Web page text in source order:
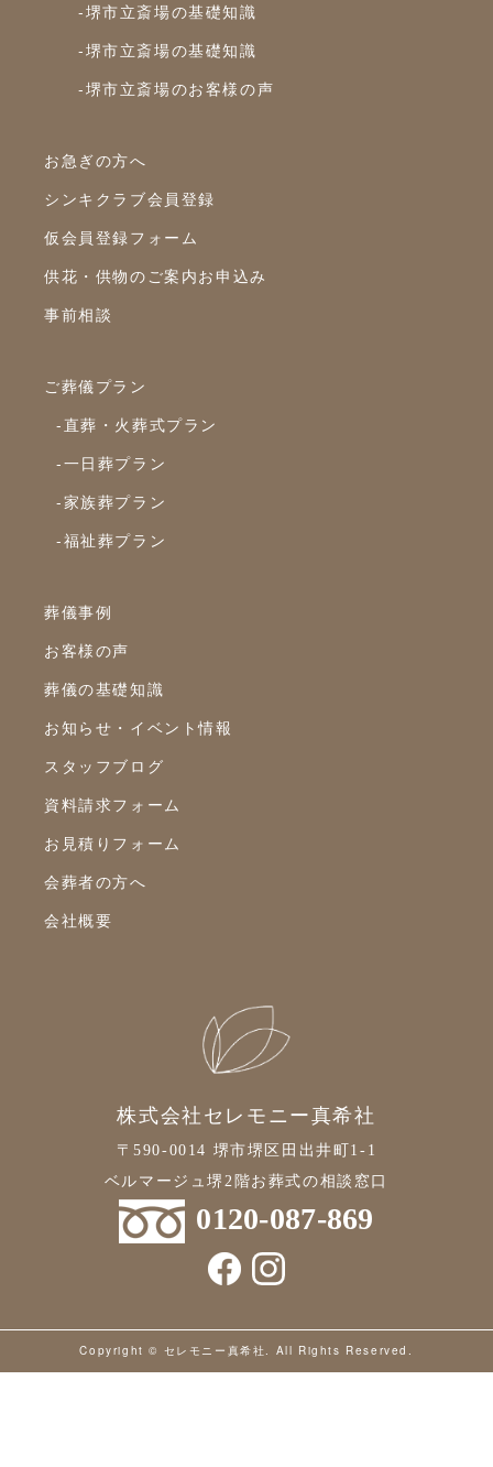
2023年8月
2023年7月
2023年6月
2023年4月
2023年3月
2023年2月
2023年1月
2022年12月
2022年4月
2022年3月
2022年2月
2022年1月
2021年12月
2021年11月
2021年10月
2021年9月
2021年8月
2020年9月
-堺市立斎場の基礎知識
-堺市立斎場の基礎知識
-堺市立斎場のお客様の声
お急ぎの方へ
シンキクラブ会員登録
仮会員登録フォーム
供花・供物のご案内お申込み
事前相談
ご葬儀プラン
-直葬・火葬式プラン
-一日葬プラン
-家族葬プラン
-福祉葬プラン
葬儀事例
お客様の声
葬儀の基礎知識
お知らせ・イベント情報
スタッフブログ
資料請求フォーム
お見積りフォーム
会葬者の方へ
会社概要
株式会社セレモニー真希社
〒590-0014 堺市堺区田出井町1-1
ベルマージュ堺2階お葬式の相談窓口
0120-087-869
Copyright © セレモニー真希社. All Rights Reserved.